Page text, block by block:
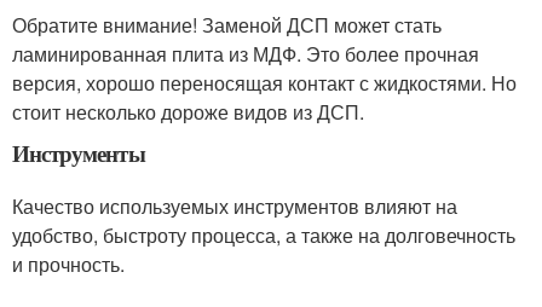
Обратите внимание! Заменой ДСП может стать
ламинированная плита из МДФ. Это более прочная
версия, хорошо переносящая контакт с жидкостями. Но
стоит несколько дороже видов из ДСП.
Инструменты
Качество используемых инструментов влияют на
удобство, быстроту процесса, а также на долговечность
и прочность.